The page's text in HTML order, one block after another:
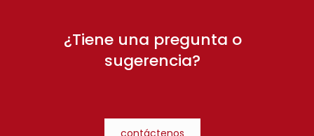
¿Tiene una pregunta o
sugerencia?